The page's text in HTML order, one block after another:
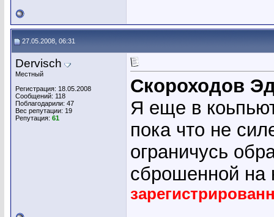
27.05.2008, 06:31
Dervisch
Местный
Регистрация: 18.05.2008
Сообщений: 118
Поблагодарили: 47
Вес репутации: 19
Репутация: 61
Скороходов
Я еще в
пока что не
ограничусь
сброшенной на